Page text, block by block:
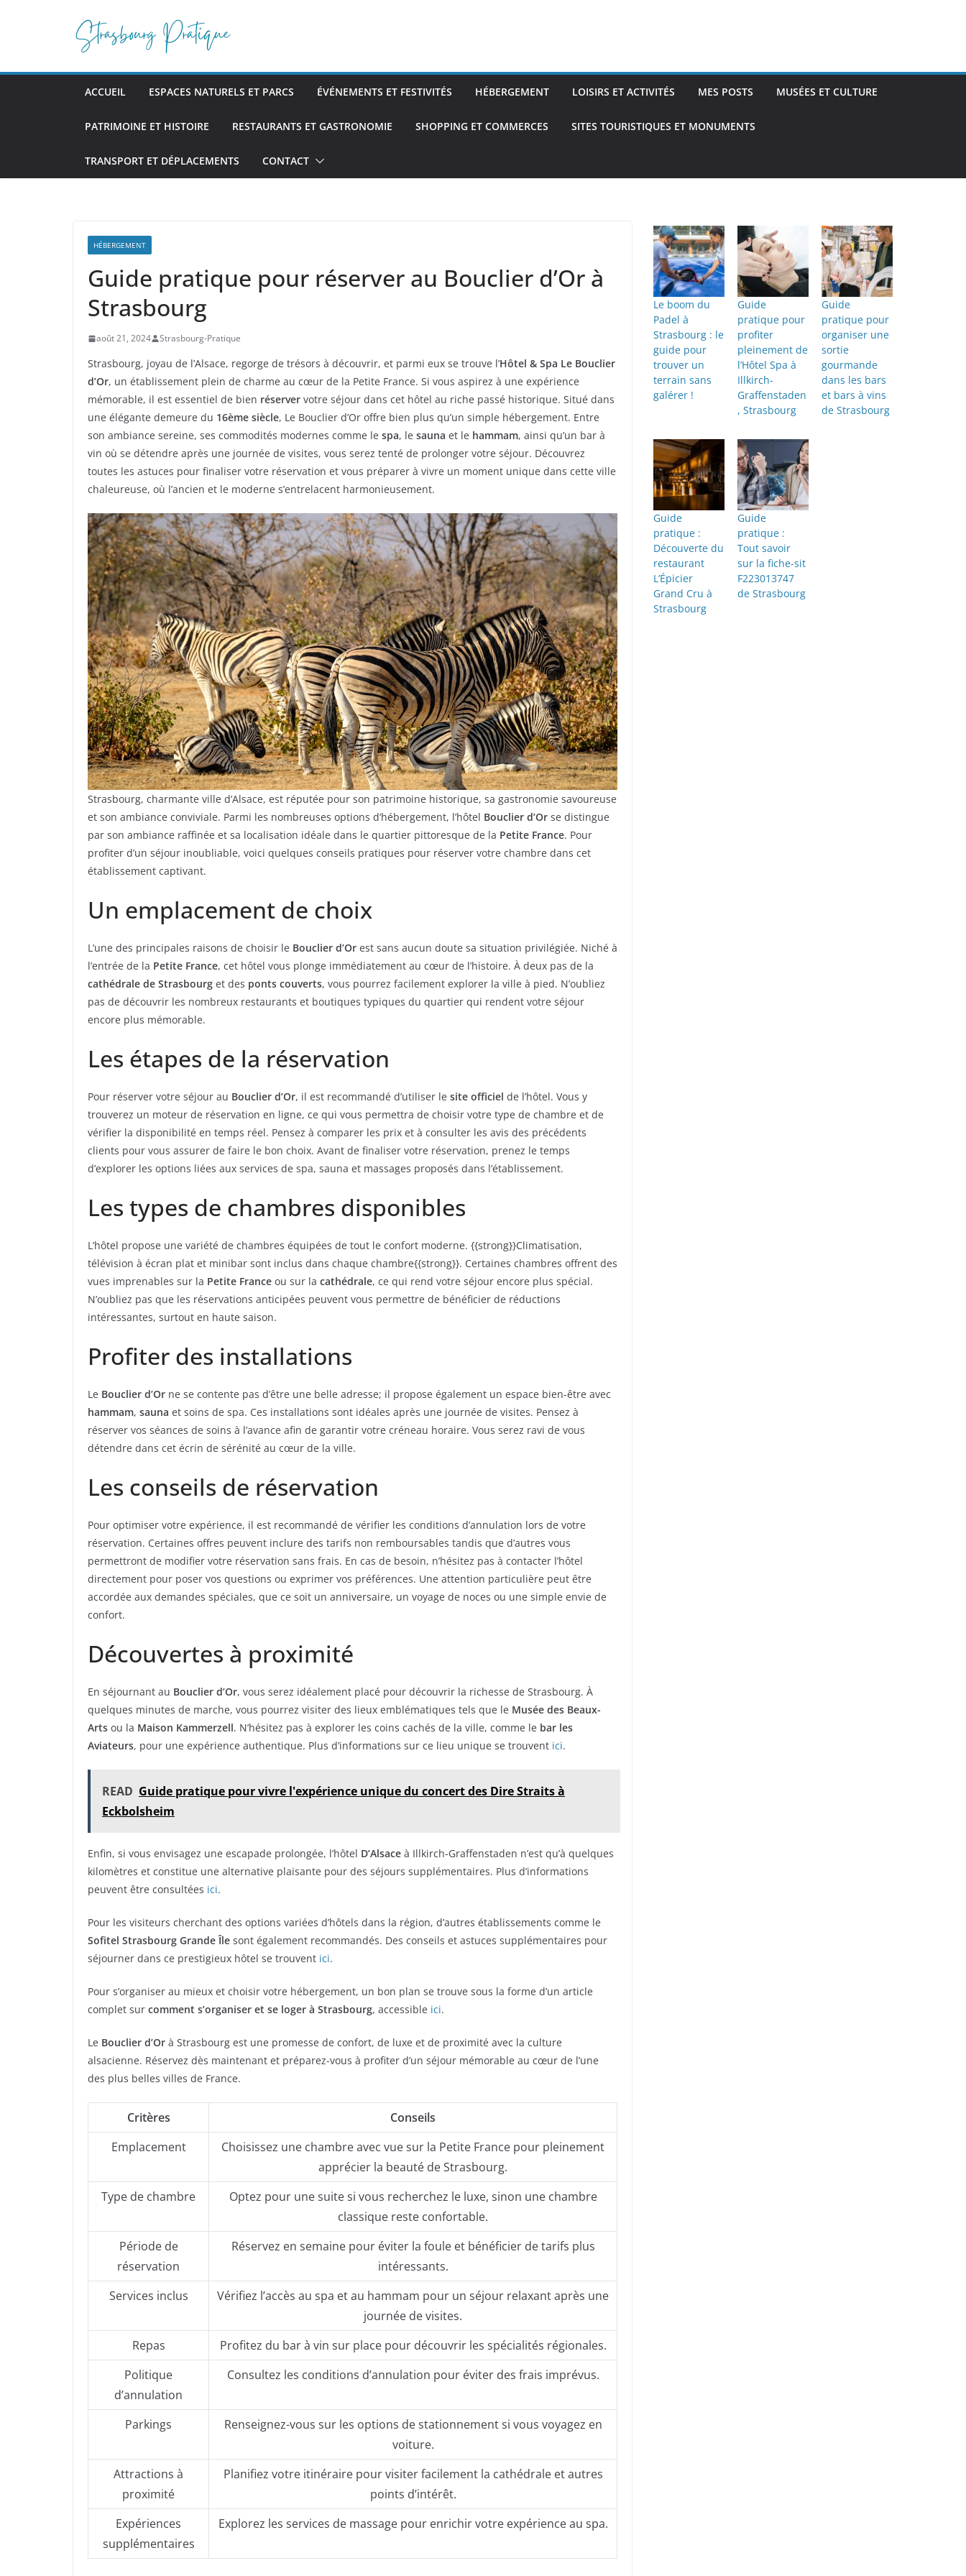
ACCUEIL ESPACES NATURELS ET PARCS ÉVÉNEMENTS ET FESTIVITÉS HÉBERGEMENT LOISIRS ET ACTIVITÉS MES POSTS MUSÉES ET CULTURE
PATRIMOINE ET HISTOIRE RESTAURANTS ET GASTRONOMIE SHOPPING ET COMMERCES SITES TOURISTIQUES ET MONUMENTS
TRANSPORT ET DÉPLACEMENTS CONTACT
HÉBERGEMENT
Guide pratique pour réserver au Bouclier d’Or à
Strasbourg
août 21, 2024 Strasbourg-Pratique
Strasbourg, joyau de l’Alsace, regorge de trésors à découvrir, et parmi eux se trouve l’Hôtel & Spa Le Bouclier
d’Or, un établissement plein de charme au cœur de la Petite France. Si vous aspirez à une expérience
mémorable, il est essentiel de bien réserver votre séjour dans cet hôtel au riche passé historique. Situé dans
une élégante demeure du 16ème siècle, Le Bouclier d’Or offre bien plus qu’un simple hébergement. Entre
son ambiance sereine, ses commodités modernes comme le spa, le sauna et le hammam, ainsi qu’un bar à
vin où se détendre après une journée de visites, vous serez tenté de prolonger votre séjour. Découvrez
toutes les astuces pour finaliser votre réservation et vous préparer à vivre un moment unique dans cette ville
chaleureuse, où l’ancien et le moderne s’entrelacent harmonieusement.
Strasbourg, charmante ville d’Alsace, est réputée pour son patrimoine historique, sa gastronomie savoureuse
et son ambiance conviviale. Parmi les nombreuses options d’hébergement, l’hôtel Bouclier d’Or se distingue
par son ambiance raffinée et sa localisation idéale dans le quartier pittoresque de la Petite France. Pour
profiter d’un séjour inoubliable, voici quelques conseils pratiques pour réserver votre chambre dans cet
établissement captivant.
Un emplacement de choix
L’une des principales raisons de choisir le Bouclier d’Or est sans aucun doute sa situation privilégiée. Niché à
l’entrée de la Petite France, cet hôtel vous plonge immédiatement au cœur de l’histoire. À deux pas de la
cathédrale de Strasbourg et des ponts couverts, vous pourrez facilement explorer la ville à pied. N’oubliez
pas de découvrir les nombreux restaurants et boutiques typiques du quartier qui rendent votre séjour
encore plus mémorable.
Les étapes de la réservation
Pour réserver votre séjour au Bouclier d’Or, il est recommandé d’utiliser le site officiel de l’hôtel. Vous y
trouverez un moteur de réservation en ligne, ce qui vous permettra de choisir votre type de chambre et de
vérifier la disponibilité en temps réel. Pensez à comparer les prix et à consulter les avis des précédents
clients pour vous assurer de faire le bon choix. Avant de finaliser votre réservation, prenez le temps
d’explorer les options liées aux services de spa, sauna et massages proposés dans l’établissement.
Les types de chambres disponibles
L’hôtel propose une variété de chambres équipées de tout le confort moderne. {{strong}}Climatisation,
télévision à écran plat et minibar sont inclus dans chaque chambre{{strong}}. Certaines chambres offrent des
vues imprenables sur la Petite France ou sur la cathédrale, ce qui rend votre séjour encore plus spécial.
N’oubliez pas que les réservations anticipées peuvent vous permettre de bénéficier de réductions
intéressantes, surtout en haute saison.
Profiter des installations
Le Bouclier d’Or ne se contente pas d’être une belle adresse; il propose également un espace bien-être avec
hammam, sauna et soins de spa. Ces installations sont idéales après une journée de visites. Pensez à
réserver vos séances de soins à l’avance afin de garantir votre créneau horaire. Vous serez ravi de vous
détendre dans cet écrin de sérénité au cœur de la ville.
Les conseils de réservation
Pour optimiser votre expérience, il est recommandé de vérifier les conditions d’annulation lors de votre
réservation. Certaines offres peuvent inclure des tarifs non remboursables tandis que d’autres vous
permettront de modifier votre réservation sans frais. En cas de besoin, n’hésitez pas à contacter l’hôtel
directement pour poser vos questions ou exprimer vos préférences. Une attention particulière peut être
accordée aux demandes spéciales, que ce soit un anniversaire, un voyage de noces ou une simple envie de
confort.
Découvertes à proximité
En séjournant au Bouclier d’Or, vous serez idéalement placé pour découvrir la richesse de Strasbourg. À
quelques minutes de marche, vous pourrez visiter des lieux emblématiques tels que le Musée des Beaux-
Arts ou la Maison Kammerzell. N’hésitez pas à explorer les coins cachés de la ville, comme le bar les
Aviateurs, pour une expérience authentique. Plus d’informations sur ce lieu unique se trouvent ici.
READ Guide pratique pour vivre l'expérience unique du concert des Dire Straits à
Eckbolsheim
Enfin, si vous envisagez une escapade prolongée, l’hôtel D’Alsace à Illkirch-Graffenstaden n’est qu’à quelques
kilomètres et constitue une alternative plaisante pour des séjours supplémentaires. Plus d’informations
peuvent être consultées ici.
Pour les visiteurs cherchant des options variées d’hôtels dans la région, d’autres établissements comme le
Sofitel Strasbourg Grande Île sont également recommandés. Des conseils et astuces supplémentaires pour
séjourner dans ce prestigieux hôtel se trouvent ici.
Pour s’organiser au mieux et choisir votre hébergement, un bon plan se trouve sous la forme d’un article
complet sur comment s’organiser et se loger à Strasbourg, accessible ici.
Le Bouclier d’Or à Strasbourg est une promesse de confort, de luxe et de proximité avec la culture
alsacienne. Réservez dès maintenant et préparez-vous à profiter d’un séjour mémorable au cœur de l’une
des plus belles villes de France.
Critères
Conseils
Emplacement
Choisissez une chambre avec vue sur la Petite France pour pleinement
apprécier la beauté de Strasbourg.
Type de chambre
Optez pour une suite si vous recherchez le luxe, sinon une chambre
classique reste confortable.
Période de
réservation
Réservez en semaine pour éviter la foule et bénéficier de tarifs plus
intéressants.
Services inclus
Vérifiez l’accès au spa et au hammam pour un séjour relaxant après une
journée de visites.
Repas
Profitez du bar à vin sur place pour découvrir les spécialités régionales.
Politique
d’annulation
Consultez les conditions d’annulation pour éviter des frais imprévus.
Parkings
Renseignez-vous sur les options de stationnement si vous voyagez en
voiture.
Attractions à
proximité
Planifiez votre itinéraire pour visiter facilement la cathédrale et autres
points d’intérêt.
Expériences
supplémentaires
Explorez les services de massage pour enrichir votre expérience au spa.
Le boom du
Padel à
Strasbourg : le
guide pour
trouver un
terrain sans
galérer !
Guide
pratique pour
profiter
pleinement de
l’Hôtel Spa à
Illkirch-
Graffenstaden
, Strasbourg
Guide
pratique pour
organiser une
sortie
gourmande
dans les bars
et bars à vins
de Strasbourg
Guide
pratique :
Découverte du
restaurant
L’Épicier
Grand Cru à
Strasbourg
Guide
pratique :
Tout savoir
sur la fiche-sit
F223013747
de Strasbourg